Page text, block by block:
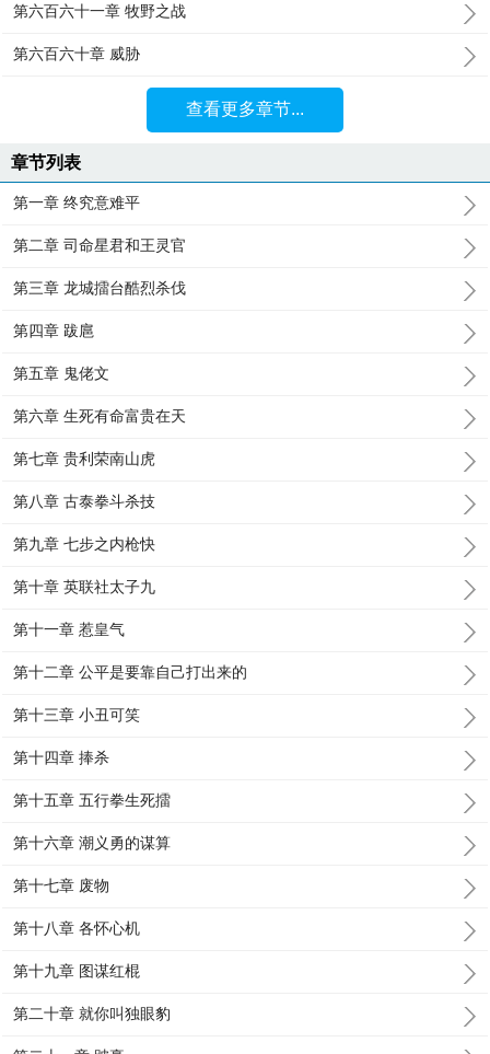
第六百六十一章 牧野之战
第六百六十章 威胁
查看更多章节...
章节列表
第一章 终究意难平
第二章 司命星君和王灵官
第三章 龙城擂台酷烈杀伐
第四章 跋扈
第五章 鬼佬文
第六章 生死有命富贵在天
第七章 贵利荣南山虎
第八章 古泰拳斗杀技
第九章 七步之内枪快
第十章 英联社太子九
第十一章 惹皇气
第十二章 公平是要靠自己打出来的
第十三章 小丑可笑
第十四章 捧杀
第十五章 五行拳生死擂
第十六章 潮义勇的谋算
第十七章 废物
第十八章 各怀心机
第十九章 图谋红棍
第二十章 就你叫独眼豹